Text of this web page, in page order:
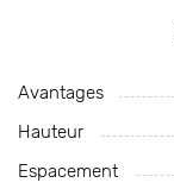
Avantages
Hauteur
Espacement